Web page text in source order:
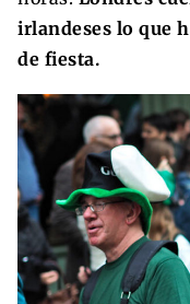
irlandeses lo que
de fiesta.